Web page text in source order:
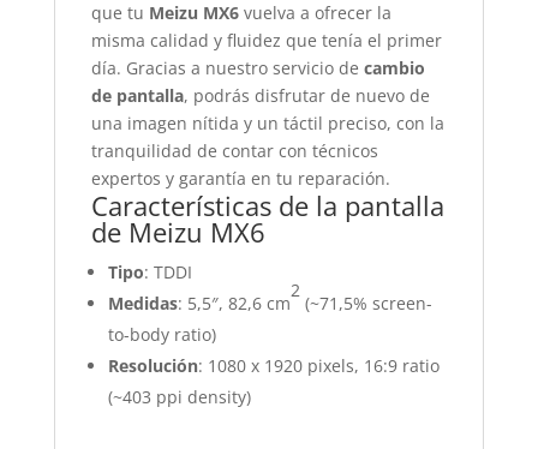
que tu Meizu MX6vuelva a ofrecer la
misma calidad y fluidez que tenía el primer
día. Gracias a nuestro servicio de cambio
de pantalla, podrás disfrutar de nuevo de
una imagen nítida y un táctil preciso, con la
tranquilidad de contar con técnicos
expertos y garantía en tu reparación.
Características de la pantalla
de Meizu MX6
Tipo: TDDI
Medidas: 5,5″, 82,6 cm
2
(~71,5% screen-
to-body ratio)
Resolución: 1080 x 1920 pixels, 16:9 ratio
(~403 ppi density)